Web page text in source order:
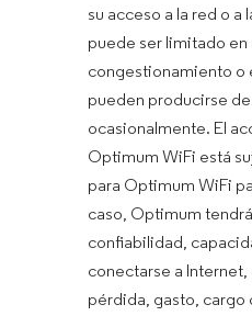
su acceso a la red o a
puede ser limitado
congestionamiento o
pueden producirse
ocasionalmente. El
Optimum WiFi está
para Optimum WiFi
caso, Optimum
confiabilidad,
conectarse a
pérdida, gasto, cargo